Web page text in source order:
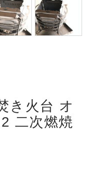
き火台 オ
二次燃焼